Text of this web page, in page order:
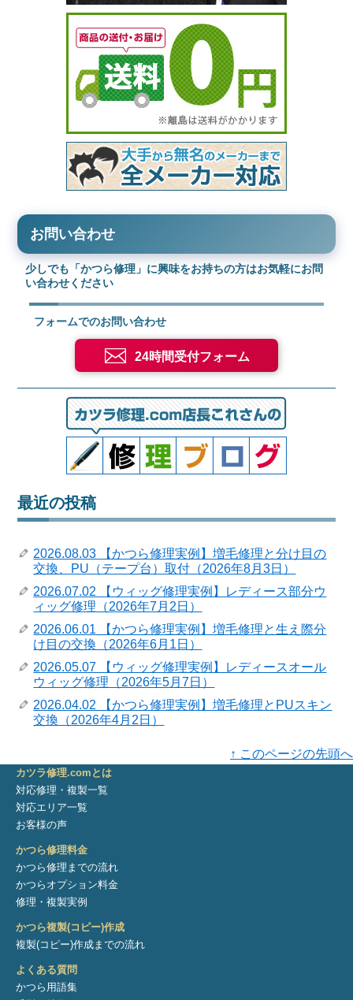
お問い合わせ
少しでも「かつら修理」に興味をお持ちの方はお気軽にお問
い合わせください
フォームでのお問い合わせ
24時間受付フォーム
最近の投稿
2026.08.03 【かつら修理実例】増毛修理と分け目の
交換、PU（テープ台）取付（2026年8月3日）
2026.07.02 【ウィッグ修理実例】レディース部分ウ
ィッグ修理（2026年7月2日）
2026.06.01 【かつら修理実例】増毛修理と生え際分
け目の交換（2026年6月1日）
2026.05.07 【ウィッグ修理実例】レディースオール
ウィッグ修理（2026年5月7日）
2026.04.02 【かつら修理実例】増毛修理とPUスキン
交換（2026年4月2日）
↑ このページの先頭へ
カツラ修理.comとは
対応修理・複製一覧
対応エリア一覧
お客様の声
かつら修理料金
かつら修理までの流れ
かつらオプション料金
修理・複製実例
かつら複製(コピー)作成
複製(コピー)作成までの流れ
よくある質問
かつら用語集